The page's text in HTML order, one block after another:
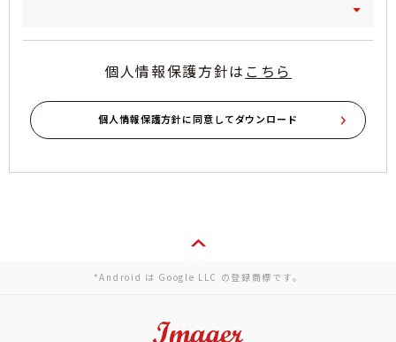
*Android は Google LLC の登録商標です。